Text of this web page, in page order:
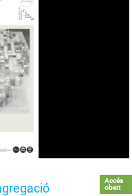
Accés
obert